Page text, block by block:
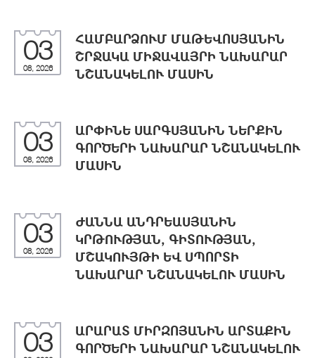
03
08, 2026
ՀԱՄԲԱՐՁՈՒՄ ՄԱԹԵՎՈՍՅԱՆԻՆ
ՇՐՋԱԿԱ ՄԻՋԱՎԱՅՐԻ ՆԱԽԱՐԱՐ
ՆՇԱՆԱԿԵԼՈՒ ՄԱՍԻՆ
03
08, 2026
ԱՐՓԻՆԵ ՍԱՐԳՍՅԱՆԻՆ ՆԵՐՔԻՆ
ԳՈՐԾԵՐԻ ՆԱԽԱՐԱՐ ՆՇԱՆԱԿԵԼՈՒ
ՄԱՍԻՆ
03
08, 2026
ԺԱՆՆԱ ԱՆԴՐԵԱՍՅԱՆԻՆ
ԿՐԹՈՒԹՅԱՆ, ԳԻՏՈՒԹՅԱՆ,
ՄՇԱԿՈՒՅԹԻ ԵՎ ՍՊՈՐՏԻ
ՆԱԽԱՐԱՐ ՆՇԱՆԱԿԵԼՈՒ ՄԱՍԻՆ
03
ԱՐԱՐԱՏ ՄԻՐԶՈՅԱՆԻՆ ԱՐՏԱՔԻՆ
ԳՈՐԾԵՐԻ ՆԱԽԱՐԱՐ ՆՇԱՆԱԿԵԼՈՒ